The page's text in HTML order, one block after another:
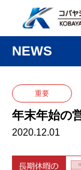
NEWS
重要
年末年始の
2020.12.01